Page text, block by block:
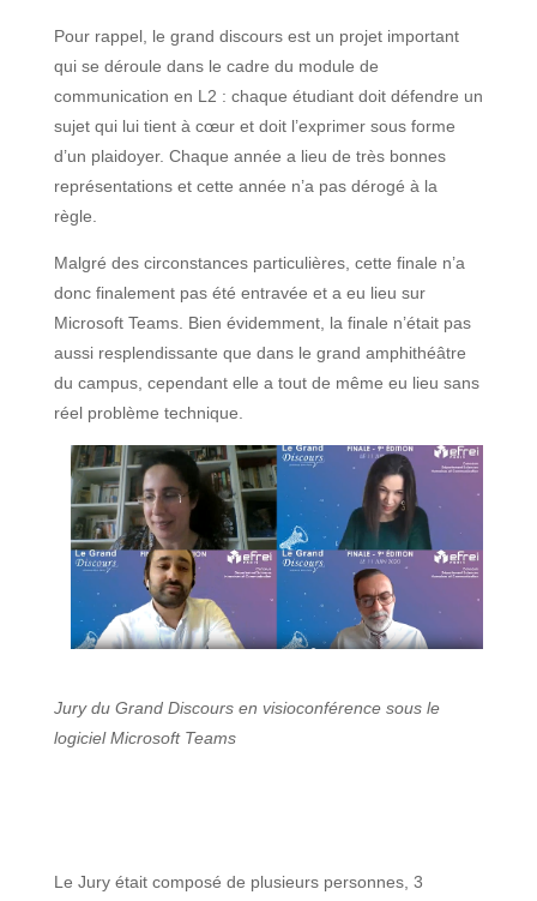
Pour rappel, le grand discours est un projet important
qui se déroule dans le cadre du module de
communication en L2 : chaque étudiant doit défendre un
sujet qui lui tient à cœur et doit l’exprimer sous forme
d’un plaidoyer. Chaque année a lieu de très bonnes
représentations et cette année n’a pas dérogé à la
règle.
Malgré des circonstances particulières, cette finale n’a
donc finalement pas été entravée et a eu lieu sur
Microsoft Teams. Bien évidemment, la finale n’était pas
aussi resplendissante que dans le grand amphithéâtre
du campus, cependant elle a tout de même eu lieu sans
réel problème technique.
Jury du Grand Discours en visioconférence sous le
logiciel Microsoft Teams
Le Jury était composé de plusieurs personnes, 3